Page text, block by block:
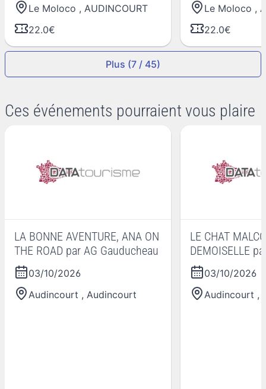
Le Moloco , AUDINCOURT
22.0€
Le Moloco ,
22.0€
Plus (7 / 45)
Ces événements pourraient vous plaire
LA BONNE AVENTURE, ANA ON
THE ROAD par AG Gauducheau
03/10/2026
Audincourt , Audincourt
LE CHAT
DEMOISELLE
Gauducheau
03/10/2026
Audincourt ,